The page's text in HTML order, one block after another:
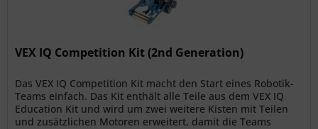
VEX IQ Competition Kit (2nd Generation)
Das VEX IQ Competition Kit macht den Start eines Robotik-
Teams einfach. Das Kit enthält alle Teile aus dem VEX IQ
Education Kit und wird um zwei weitere Kisten mit Teilen
und zusätzlichen Motoren erweitert, damit die Teams